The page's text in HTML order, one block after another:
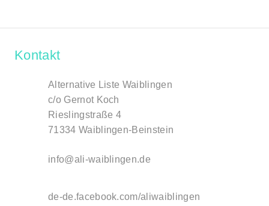
Kontakt
Alternative Liste Waiblingen
c/o Gernot Koch
Rieslingstraße 4
71334 Waiblingen-Beinstein
info@ali-waiblingen.de
de-de.facebook.com/aliwaiblingen